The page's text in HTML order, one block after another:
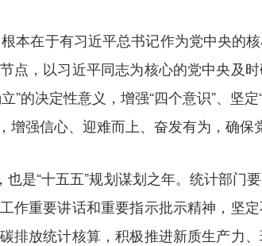
本在于有习近平总书记作为党中央的
点，以习近平同志为核心的党中央及
”的决定性意义，增强“四个意识”、坚
强信心、迎难而上、奋发有为，确保
是“十五五”规划谋划之年。统计部
作重要讲话和重要指示批示精神，坚
排放统计核算，积极推进新质生产力